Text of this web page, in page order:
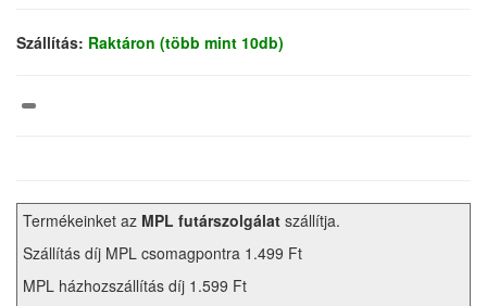
Szállítás: Raktáron (több mint 10db)
Termékeinket az MPL futárszolgálat szállítja.
Szállítás díj MPL csomagpontra 1.499 Ft
MPL házhozszállítás díj 1.599 Ft